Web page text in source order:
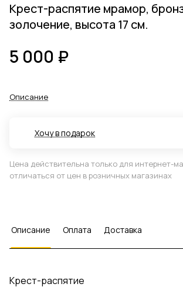
Крест-распятие мрамор,
золочение, высота 17 см.
5 000 ₽
Описание
Хочу в подарок
Цена действительна только для интернет-
отличаться от цен в розничных магазинах
Описание Оплата Доставка
Крест-распятие